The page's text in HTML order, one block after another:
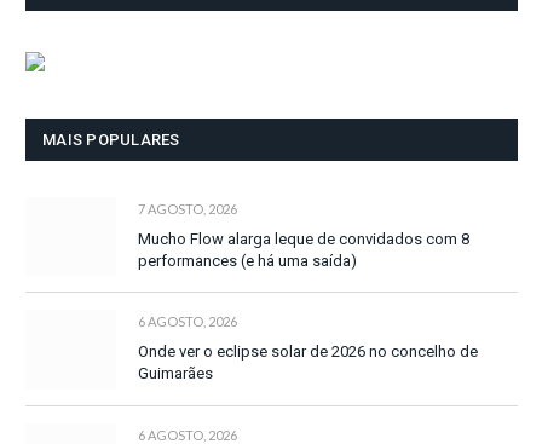
MAIS POPULARES
7 AGOSTO, 2026
Mucho Flow alarga leque de convidados com 8
performances (e há uma saída)
6 AGOSTO, 2026
Onde ver o eclipse solar de 2026 no concelho de
Guimarães
6 AGOSTO, 2026